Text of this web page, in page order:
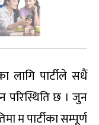
लागि पार्टीले सधैं
छ । जुन
म पार्टीका सम्पूर्ण